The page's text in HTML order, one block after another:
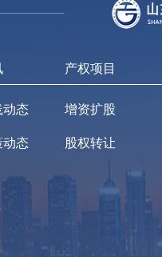
产权项目
动态
动态
增资扩股
股权转让